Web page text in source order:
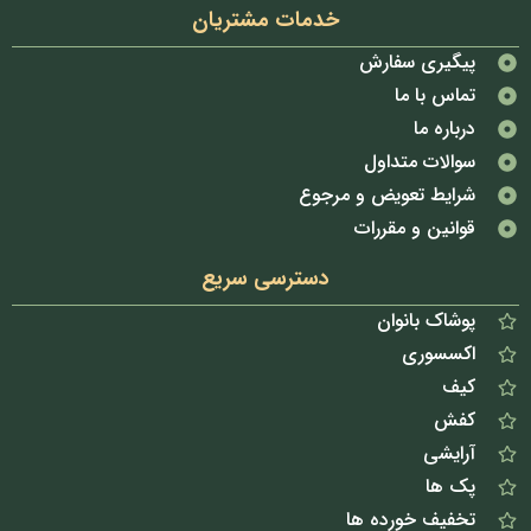
خدمات مشتریان
پیگیری سفارش
تماس با ما
درباره ما
سوالات متداول
شرایط تعویض و مرجوع
قوانین و مقررات
دسترسی سریع
پوشاک بانوان
اکسسوری
کیف
کفش
آرایشی
پک ها
تخفیف خورده ها